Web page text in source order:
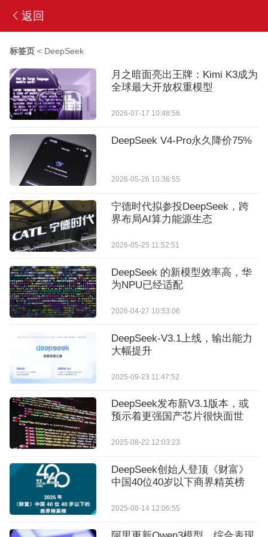
返回
标签页< DeepSeek
月之暗面亮出王牌：Kimi K3成为
全球最大开放权重模型
2026-07-17 10:48:56
DeepSeek V4-Pro永久降价75%
2026-05-26 10:36:55
宁德时代拟参投DeepSeek，跨
界布局AI算力能源生态
2026-05-25 11:52:51
DeepSeek 的新模型效率高，华
为NPU已经适配
2026-04-27 10:53:06
DeepSeek-V3.1上线，输出能力
大幅提升
2025-09-23 11:47:52
DeepSeek发布新V3.1版本，或
预示着更强国产芯片很快面世
2025-08-22 12:03:23
DeepSeek创始人登顶《财富》
中国40位40岁以下商界精英榜
2025-08-14 12:06:55